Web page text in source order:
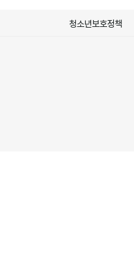
청소년보호정책